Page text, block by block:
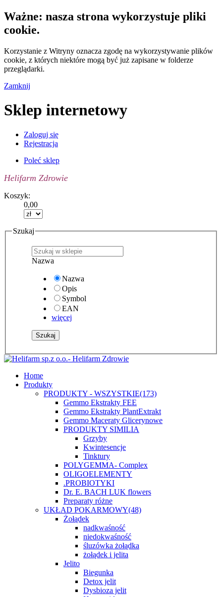
Ważne: nasza strona wykorzystuje pliki
cookie.
Korzystanie z Witryny oznacza zgodę na wykorzystywanie plików
cookie, z których niektóre mogą być już zapisane w folderze
przeglądarki.
Zamknij
Sklep internetowy
Zaloguj się
Rejestracja
Poleć sklep
Helifarm Zdrowie
Koszyk:
0,00
Szukaj
Nazwa
Nazwa
Opis
Symbol
EAN
więcej
Home
Produkty
PRODUKTY - WSZYSTKIE(173)
Gemmo Ekstrakty FEE
Gemmo Ekstrakty PlantExtrakt
Gemmo Maceraty Glicerynowe
PRODUKTY SIMILIA
Grzyby
Kwintesencje
Tinktury
POLYGEMMA- Complex
OLIGOELEMENTY
.PROBIOTYKI
Dr. E. BACH LUK flowers
Preparaty różne
UKŁAD POKARMOWY(48)
Żołądek
nadkwaśność
niedokwaśność
śluzówka żołądka
żołądek i jelita
Jelito
Biegunka
Detox jelit
Dysbioza jelit